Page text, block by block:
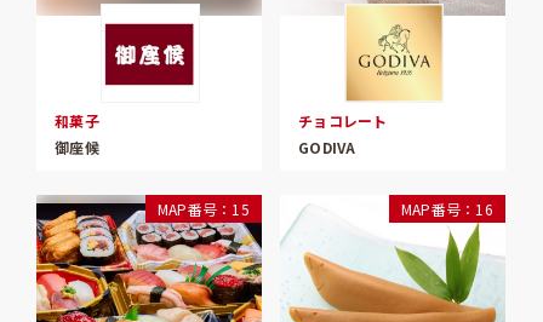
和菓子
御座候
チョコレート
GODIVA
MAP番号：15 MAP番号：16